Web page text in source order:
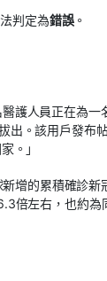
判定為錯誤。
醫護人員正在為一
出。該用戶發布
。」
增的累積確診新
倍左右，也約為